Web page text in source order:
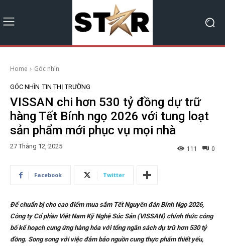
Home Góc nhìn
GÓC NHÌN TIN THỊ TRƯỜNG
VISSAN chi hơn 530 tỷ đồng dự trữ
hàng Tết Bính ngọ 2026 với tung loạt
sản phẩm mới phục vụ mọi nhà
27 Tháng 12, 2025 0
111
Facebook Twitter
Để chuẩn bị cho cao điểm mua sắm Tết Nguyên đán Bính Ngọ 2026,
Công ty Cổ phần Việt Nam Kỹ Nghệ Súc Sản (VISSAN) chính thức công
bố kế hoạch cung ứng hàng hóa với tổng ngân sách dự trữ hơn 530 tỷ
đồng. Song song với việc đảm bảo nguồn cung thực phẩm thiết yếu,